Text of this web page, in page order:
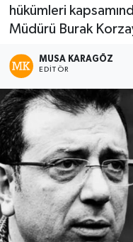
hükümleri
Müdürü Burak
MUSA KARAGÖZ
EDITÖR
Haber Arşivi